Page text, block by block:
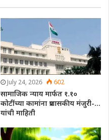
July 24, 2026 602
सामाजिक न्याय मार्फत १.१०
कोटींच्या कामांना प्रशासकीय मंजुरी-…
यांची माहिती